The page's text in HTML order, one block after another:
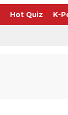
Hot Quiz K-